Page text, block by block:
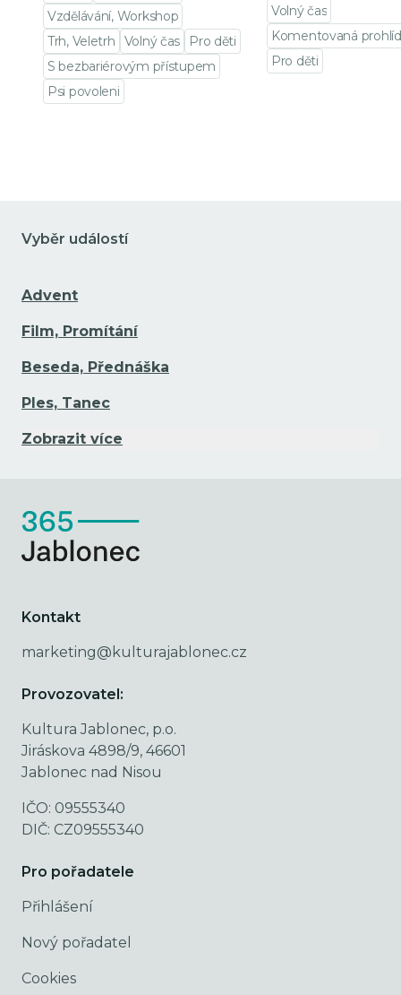
Vzdělávání, Workshop
Trh, Veletrh
Volný čas
Pro děti
S bezbariérovým přístupem
Psi povoleni
Volný čas
Komentovaná
Pro děti
Vyběr událostí
Advent
Film, Promítání
Beseda, Přednáška
Ples, Tanec
Zobrazit více
Kontakt
marketing@kulturajablonec.cz
Provozovatel:
Kultura Jablonec, p.o.
Jiráskova 4898/9, 46601
Jablonec nad Nisou
IČO: 09555340
DIČ: CZ09555340
Pro pořadatele
Přihlášení
Nový pořadatel
Cookies